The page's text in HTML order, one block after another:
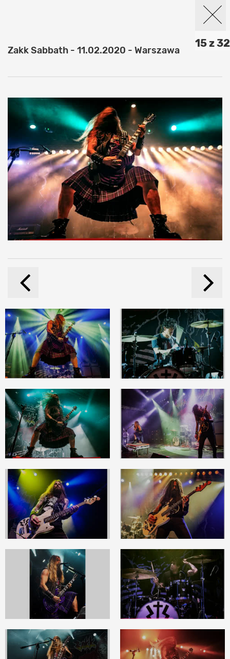
15 z 32
Zakk Sabbath - 11.02.2020 - Warszawa